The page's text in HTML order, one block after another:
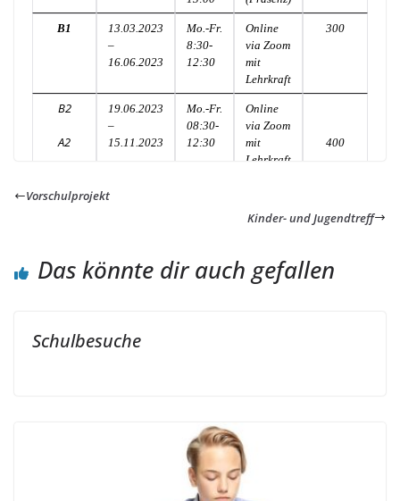
B1
13.03.2023
–
16.06.2023
Mo.-Fr.
8:30-
12:30
Online
via Zoom
mit
Lehrkraft
300
B2
A2
19.06.2023
–
15.11.2023
-
Mo.-Fr.
08:30-
12:30
Online
via Zoom
mit
Lehrkraft
67346
400
Vorschulprojekt
Kinder- und Jugendtreff
Das könnte dir auch gefallen
Schulbesuche